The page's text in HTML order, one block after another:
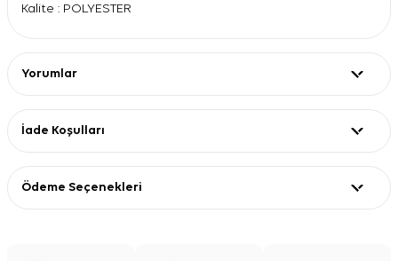
Kalite : POLYESTER
Yorumlar
İade Koşulları
Ödeme Seçenekleri